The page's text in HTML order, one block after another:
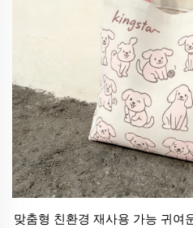
맞춤형 친환경 재사용 가능 귀여